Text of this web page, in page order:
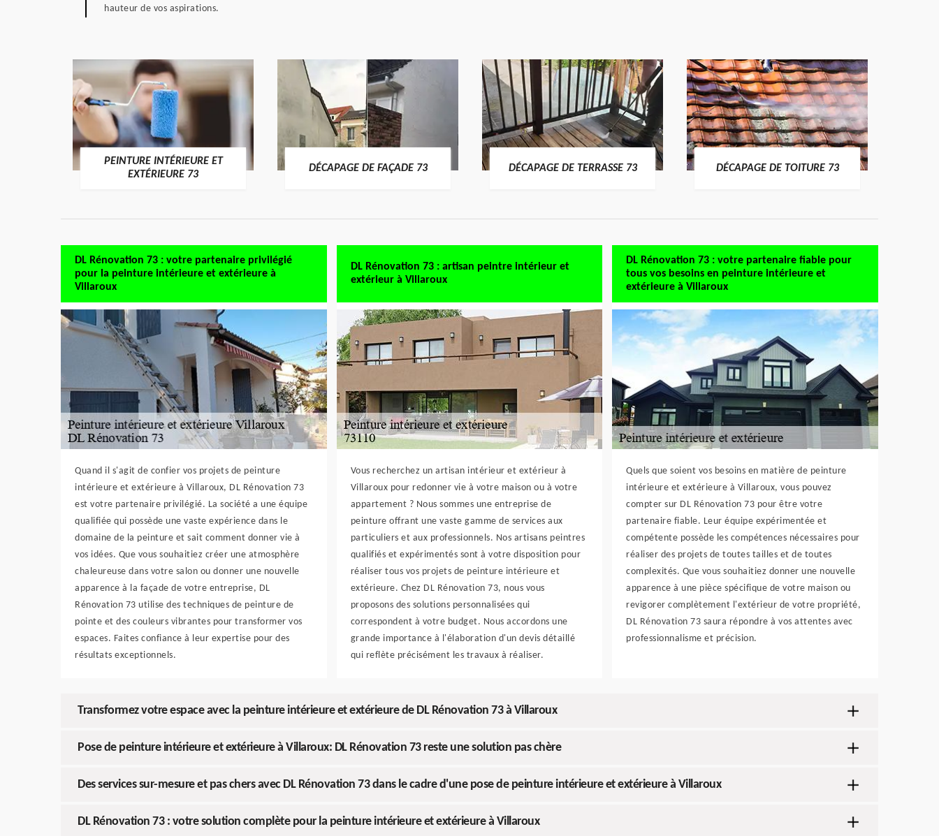
hauteur de vos aspirations.
PEINTURE INTÉRIEURE ET
EXTÉRIEURE 73
DÉCAPAGE DE FAÇADE 73 DÉCAPAGE DE TERRASSE 73 DÉCAPAGE DE TOITURE 73
DL Rénovation 73 : votre partenaire privilégié
pour la peinture intérieure et extérieure à
Villaroux
Quand il s'agit de confier vos projets de peinture
intérieure et extérieure à Villaroux, DL Rénovation 73
est votre partenaire privilégié. La société a une équipe
qualifiée qui possède une vaste expérience dans le
domaine de la peinture et sait comment donner vie à
vos idées. Que vous souhaitiez créer une atmosphère
chaleureuse dans votre salon ou donner une nouvelle
apparence à la façade de votre entreprise, DL
Rénovation 73 utilise des techniques de peinture de
pointe et des couleurs vibrantes pour transformer vos
espaces. Faites confiance à leur expertise pour des
résultats exceptionnels.
DL Rénovation 73 : artisan peintre intérieur et
extérieur à Villaroux
Vous recherchez un artisan intérieur et extérieur à
Villaroux pour redonner vie à votre maison ou à votre
appartement ? Nous sommes une entreprise de
peinture offrant une vaste gamme de services aux
particuliers et aux professionnels. Nos artisans peintres
qualifiés et expérimentés sont à votre disposition pour
réaliser tous vos projets de peinture intérieure et
extérieure. Chez DL Rénovation 73, nous vous
proposons des solutions personnalisées qui
correspondent à votre budget. Nous accordons une
grande importance à l'élaboration d'un devis détaillé
qui reflète précisément les travaux à réaliser.
DL Rénovation 73 : votre partenaire fiable pour
tous vos besoins en peinture intérieure et
extérieure à Villaroux
Quels que soient vos besoins en matière de peinture
intérieure et extérieure à Villaroux, vous pouvez
compter sur DL Rénovation 73 pour être votre
partenaire fiable. Leur équipe expérimentée et
compétente possède les compétences nécessaires pour
réaliser des projets de toutes tailles et de toutes
complexités. Que vous souhaitiez donner une nouvelle
apparence à une pièce spécifique de votre maison ou
revigorer complètement l'extérieur de votre propriété,
DL Rénovation 73 saura répondre à vos attentes avec
professionnalisme et précision.
Transformez votre espace avec la peinture intérieure et extérieure de DL Rénovation 73 à Villaroux
Pose de peinture intérieure et extérieure à Villaroux: DL Rénovation 73 reste une solution pas chère
Des services sur-mesure et pas chers avec DL Rénovation 73 dans le cadre d'une pose de peinture intérieure et extérieure à Villaroux
DL Rénovation 73 : votre solution complète pour la peinture intérieure et extérieure à Villaroux